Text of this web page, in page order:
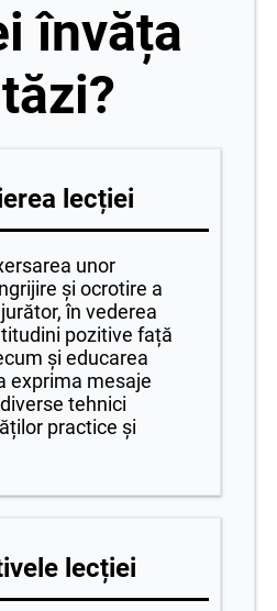
învăța
lecției
unor
și ocrotire a
în vederea
pozitive față
și educarea
exprima mesaje
tehnici
practice și
lecției